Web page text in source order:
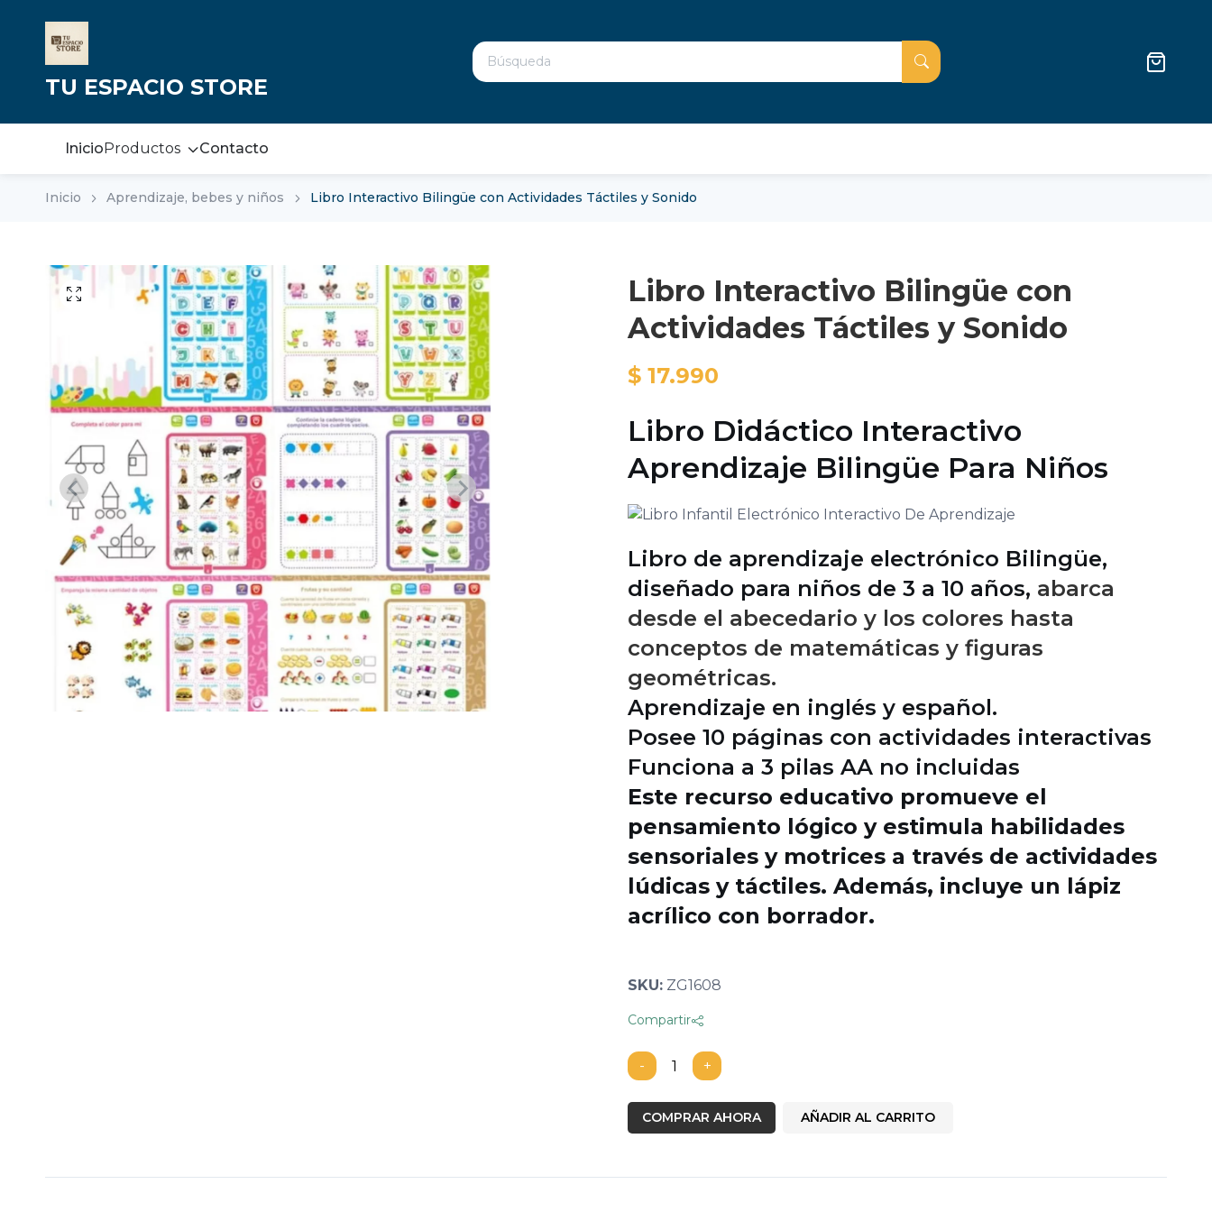
TU ESPACIO STORE
InicioProductos Contacto
Inicio Aprendizaje, bebes y niños Libro Interactivo Bilingüe con Actividades Táctiles y Sonido
Libro Interactivo Bilingüe con
Actividades Táctiles y Sonido
$ 17.990
Libro Didáctico Interactivo
Aprendizaje Bilingüe Para Niños
Libro de aprendizaje electrónico Bilingüe,
diseñado para niños de 3 a 10 años, abarca
desde el abecedario y los colores hasta
conceptos de matemáticas y figuras
geométricas.
Aprendizaje en inglés y español.
Posee 10 páginas con actividades interactivas
Funciona a 3 pilas AA no incluidas
Este recurso educativo promueve el
pensamiento lógico y estimula habilidades
sensoriales y motrices a través de actividades
lúdicas y táctiles. Además, incluye un lápiz
acrílico con borrador.
SKU: ZG1608
Compartir
- +
COMPRAR AHORA AÑADIR AL CARRITO